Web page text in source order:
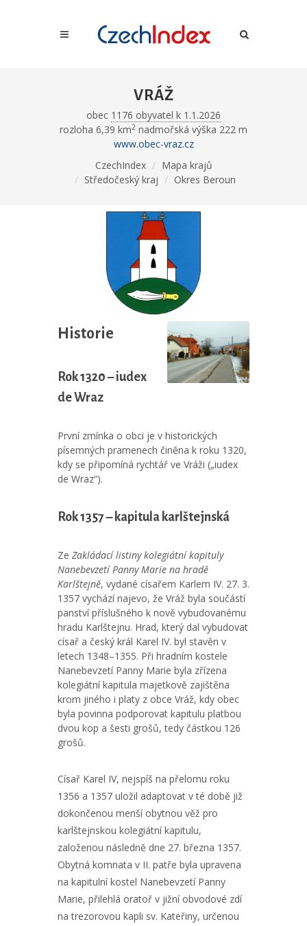
VRÁŽ
obec 1176 obyvatel k 1.1.2026
rozloha 6,39 km2 nadmořská výška 222 m
www.obec-vraz.cz
CzechIndex
Mapa krajů
Středočeský kraj
Okres Beroun
Historie
Rok 1320 – iudex
de Wraz
První zmínka o obci je v historických
písemných pramenech činěna k roku 1320,
kdy se připomíná rychtář ve Vráži („iudex
de Wraz“).
Rok 1357 – kapitula karlštejnská
Ze Zakládací listiny kolegiátní kapituly
Nanebevzetí Panny Marie na hradě
Karlštejně, vydané císařem Karlem IV. 27. 3.
1357 vychází najevo, že Vráž byla součástí
panství příslušného k nově vybudovanému
hradu Karlštejnu. Hrad, který dal vybudovat
císař a český král Karel IV. byl stavěn v
letech 1348–1355. Při hradním kostele
Nanebevzetí Panny Marie byla zřízena
kolegiátní kapitula majetkově zajištěna
krom jiného i platy z obce Vráž, kdy obec
byla povinna podporovat kapitulu platbou
dvou kop a šesti grošů, tedy částkou 126
grošů.
Císař Karel IV, nejspíš na přelomu roku
1356 a 1357 uložil adaptovat v té době již
dokončenou menší obytnou věž pro
karlštejnskou kolegiátní kapitulu,
založenou následně dne 27. března 1357.
Obytná komnata v II. patře byla upravena
na kapitulní kostel Nanebevzetí Panny
Marie, přilehlá oratoř v jižní obvodové zdí
na trezorovou kapli sv. Kateřiny, určenou